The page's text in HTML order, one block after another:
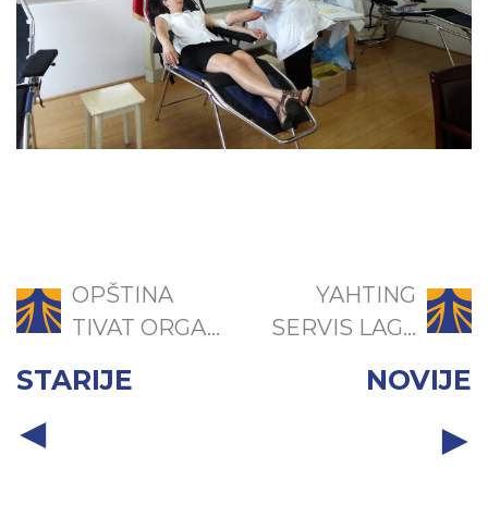
OPŠTINA
TIVAT ORGA...
STARIJE
YAHTING
SERVIS LAG...
NOVIJE